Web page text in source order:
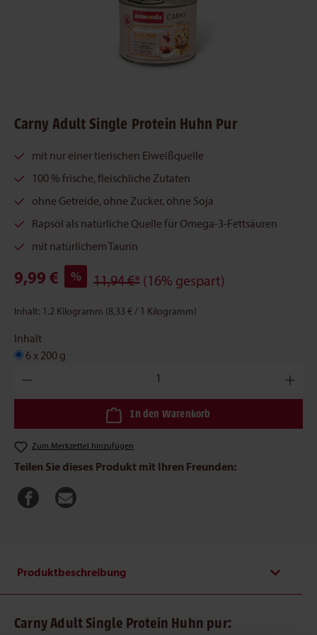
Carny Adult Single Protein Huhn Pur
mit nur einer tierischen Eiweißquelle
100 % frische, fleischliche Zutaten
ohne Getreide, ohne Zucker, ohne Soja
Rapsöl als natürliche Quelle für Omega-3-Fettsäuren
mit natürlichem Taurin
9,99 € % 11,94 €* (16% gespart)
Inhalt: 1.2 Kilogramm (8,33 € / 1 Kilogramm)
Inhalt
6 x 200 g
Produkt Anzahl: Gib den gewünschten Wert ein oder benutze
In den Warenkorb
Zum Merkzettel hinzufügen
Teilen Sie dieses Produkt mit Ihren Freunden:
Produktbeschreibung
Carny Adult Single Protein Huhn pur: